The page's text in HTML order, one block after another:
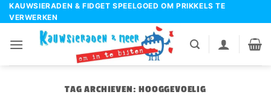
Ga
naar
KAUWSIERADEN & FIDGET SPEELGOED OM PRIKKELS TE
VERWERKEN
TAG ARCHIEVEN:HOOGGEVOELIG